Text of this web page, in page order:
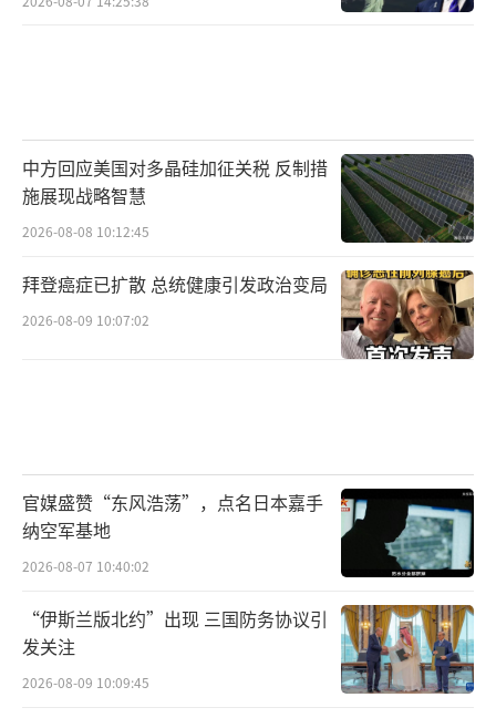
中方回应美国对多晶硅加征关税 反制措
施展现战略智慧
2026-08-08 10:12:45
拜登癌症已扩散 总统健康引发政治变局
2026-08-09 10:07:02
官媒盛赞“东风浩荡”，点名日本嘉手
纳空军基地
2026-08-07 10:40:02
“伊斯兰版北约”出现 三国防务协议引
发关注
2026-08-09 10:09:45